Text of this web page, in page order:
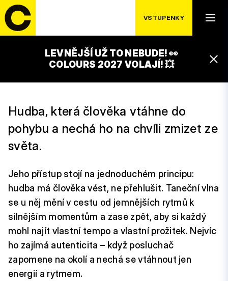
VSTUPENKY
LEVNĚJŠÍ UŽ TO NEBUDE! 👀
COLOURS 2027 VOLAJÍ! 💥
SOBOTA 18. 7.
DJ PETR TOMAN
00:00 – 02:00
CACAO STAGE
Hudba, která člověka vtáhne do
pohybu a nechá ho na chvíli zmizet ze
světa.
Jeho přístup stojí na jednoduchém principu:
hudba má člověka vést, ne přehlušit. Taneční vlna
se u něj mění v cestu od jemnějších rytmů k
silnějším momentům a zase zpět, aby si každý
mohl najít vlastní tempo a vlastní prožitek. Nejvíc
ho zajímá autenticita – když posluchač
zapomene na okolí a nechá se vtáhnout jen
energií a rytmem.